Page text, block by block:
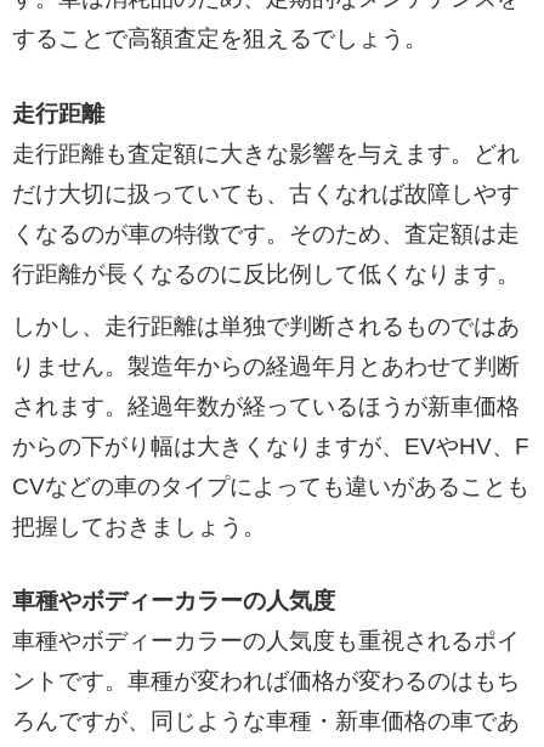
することで高額査定を狙えるでしょう。
走行距離
走行距離も査定額に大きな影響を与えます。どれ
だけ大切に扱っていても、古くなれば故障しやす
くなるのが車の特徴です。そのため、査定額は走
行距離が長くなるのに反比例して低くなります。
しかし、走行距離は単独で判断されるものではあ
りません。製造年からの経過年月とあわせて判断
されます。経過年数が経っているほうが新車価格
からの下がり幅は大きくなりますが、EVやHV、F
CVなどの車のタイプによっても違いがあることも
把握しておきましょう。
車種やボディーカラーの人気度
車種やボディーカラーの人気度も重視されるポイ
ントです。車種が変われば価格が変わるのはもち
ろんですが、同じような車種・新車価格の車であ